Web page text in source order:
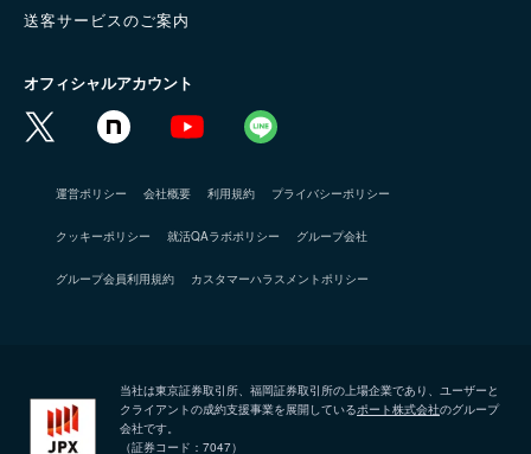
送客サービスのご案内
オフィシャルアカウント
運営ポリシー 会社概要 利用規約 プライバシーポリシー
クッキーポリシー 就活QAラボポリシー グループ会社
グループ会員利用規約 カスタマーハラスメントポリシー
当社は東京証券取引所、福岡証券取引所の上場企業であり、ユーザーと
クライアントの成約支援事業を展開しているポート株式会社のグループ
会社です。
（証券コード：7047）